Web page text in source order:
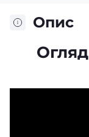
Опис